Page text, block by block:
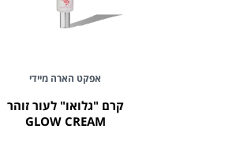
אפקט הארה מיידי
קרם "גלואו" לעור זוהר
GLOW CREAM